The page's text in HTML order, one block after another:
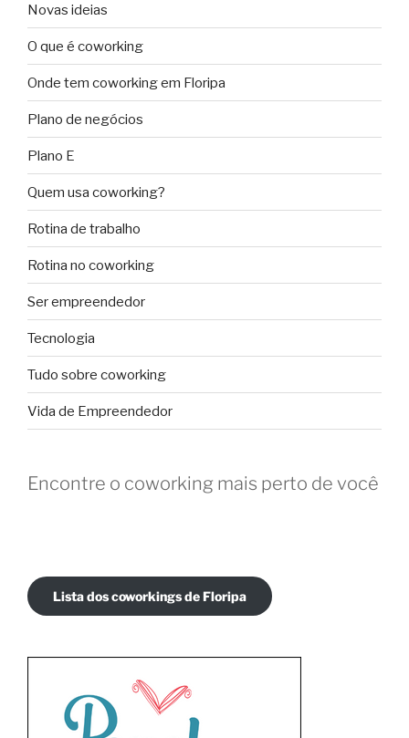
Novas ideias
O que é coworking
Onde tem coworking em Floripa
Plano de negócios
Plano E
Quem usa coworking?
Rotina de trabalho
Rotina no coworking
Ser empreendedor
Tecnologia
Tudo sobre coworking
Vida de Empreendedor
Encontre o coworking mais perto de você
Lista dos coworkings de Floripa